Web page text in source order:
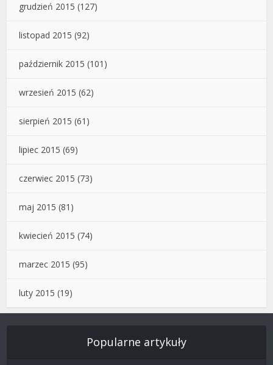
grudzień 2015 (127)
listopad 2015 (92)
październik 2015 (101)
wrzesień 2015 (62)
sierpień 2015 (61)
lipiec 2015 (69)
czerwiec 2015 (73)
maj 2015 (81)
kwiecień 2015 (74)
marzec 2015 (95)
luty 2015 (19)
Popularne artykuły